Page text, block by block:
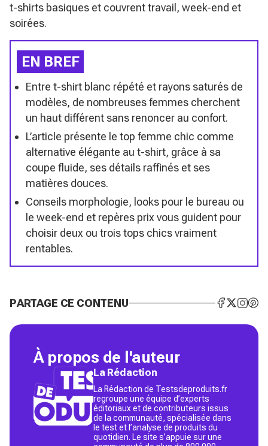
t-shirts basiques et couvrent travail, week-end et
soirées.
EN BREF
Entre t-shirt blanc répété et rayons saturés de
modèles, de nombreuses femmes cherchent
un haut différent sans renoncer au confort.
L’article présente le top femme chic comme
alternative élégante au t-shirt, grâce à sa
coupe fluide, ses détails raffinés et ses
matières douces.
Conseils morphologie, looks pour le bureau ou
le week-end et repères prix vous guident pour
choisir deux ou trois tops chics vraiment
rentables.
PARTAGE CE CONTENU
À propos de l'auteur
La Rédaction
La Rédaction de Testsdeproduits.fr
regroupe une équipe d’experts
éditoriaux et de contributeurs issus
de la communauté, spécialisée dans
le test et l’analyse de produits du
quotidien. Le site s’appuie sur une